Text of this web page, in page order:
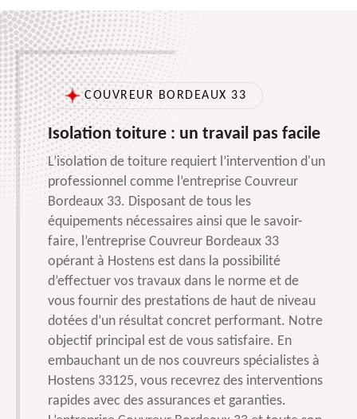
COUVREUR BORDEAUX 33
Isolation toiture : un travail pas facile
L’isolation de toiture requiert l’intervention d'un
professionnel comme l’entreprise Couvreur
Bordeaux 33. Disposant de tous les
équipements nécessaires ainsi que le savoir-
faire, l’entreprise Couvreur Bordeaux 33
opérant à Hostens est dans la possibilité
d’effectuer vos travaux dans le norme et de
vous fournir des prestations de haut de niveau
dotées d’un résultat concret performant. Notre
objectif principal est de vous satisfaire. En
embauchant un de nos couvreurs spécialistes à
Hostens 33125, vous recevrez des interventions
rapides avec des assurances et garanties.